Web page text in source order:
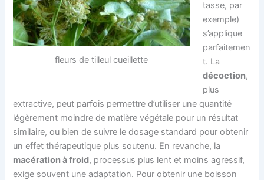
fleurs de tilleul cueillette
tasse, par
exemple)
s’applique
parfaitemen
t. La
décoction,
plus
extractive, peut parfois permettre d’utiliser une quantité
légèrement moindre de matière végétale pour un résultat
similaire, ou bien de suivre le dosage standard pour obtenir
un effet thérapeutique plus soutenu. En revanche, la
macération à froid, processus plus lent et moins agressif,
exige souvent une adaptation. Pour obtenir une boisson